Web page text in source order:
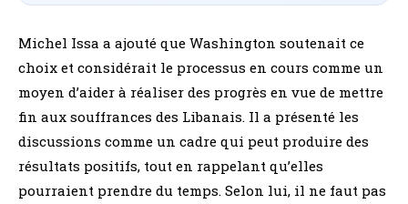
Michel Issa a ajouté que Washington soutenait ce
choix et considérait le processus en cours comme un
moyen d’aider à réaliser des progrès en vue de mettre
fin aux souffrances des Libanais. Il a présenté les
discussions comme un cadre qui peut produire des
résultats positifs, tout en rappelant qu’elles
pourraient prendre du temps. Selon lui, il ne faut pas